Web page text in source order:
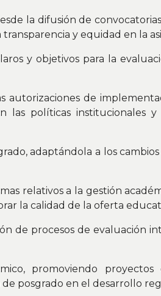
la difusión de
y equidad en la
y objetivos para la
autorizaciones de
políticas institucionales
adaptándola a los
relativos a la gestión
la calidad de la oferta
de procesos de evaluación
promoviendo proyectos
posgrado en el desarrollo